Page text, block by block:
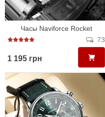
Часы Naviforce Rocket
73
1 195 грн